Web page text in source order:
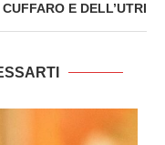
CUFFARO E DELL’UTRI